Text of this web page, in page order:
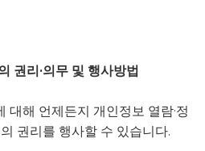
권리·의무 및 행사방법
해 언제든지 개인정보 열람·정
권리를 행사할 수 있습니다.